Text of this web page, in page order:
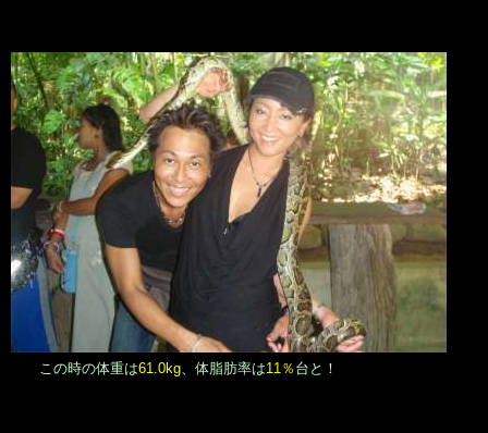
この時の体重は61.0kg、体脂肪率は11％ 台と！